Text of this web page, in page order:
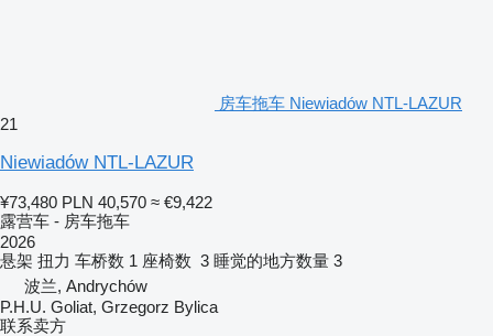
房车拖车 Niewiadów NTL-LAZUR
21
Niewiadów NTL-LAZUR
¥73,480 PLN 40,570 ≈ €9,422
露营车 - 房车拖车
2026
悬架 扭力 车桥数 1 座椅数 3 睡觉的地方数量 3
波兰, Andrychów
P.H.U. Goliat, Grzegorz Bylica
联系卖方